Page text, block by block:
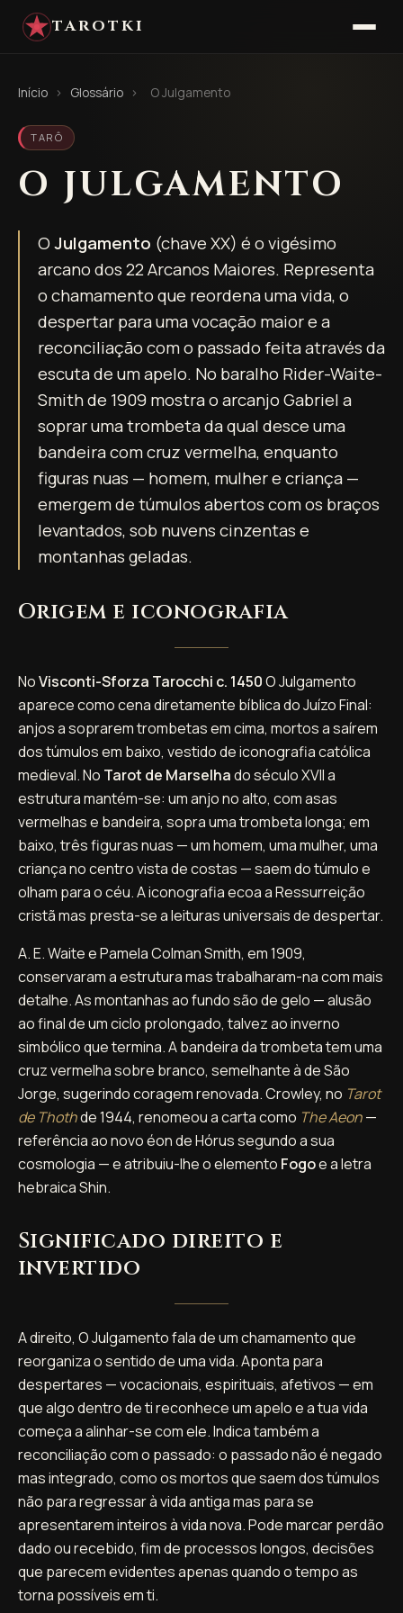
TAROTKI
Início › Glossário › O Julgamento
TARÔ
O JULGAMENTO
OJulgamento (chave XX) é o vigésimo
arcano dos 22 Arcanos Maiores. Representa
o chamamento que reordena uma vida, o
despertar para uma vocação maior e a
reconciliação com o passado feita através da
escuta de um apelo. No baralho Rider-Waite-
Smith de 1909 mostra o arcanjo Gabriel a
soprar uma trombeta da qual desce uma
bandeira com cruz vermelha, enquanto
figuras nuas — homem, mulher e criança —
emergem de túmulos abertos com os braços
levantados, sob nuvens cinzentas e
montanhas geladas.
Origem e iconografia
NoVisconti-Sforza Tarocchi c. 1450O Julgamento
aparece como cena diretamente bíblica do Juízo Final:
anjos a soprarem trombetas em cima, mortos a saírem
dos túmulos em baixo, vestido de iconografia católica
medieval. No Tarot de Marselhado século XVII a
estrutura mantém-se: um anjo no alto, com asas
vermelhas e bandeira, sopra uma trombeta longa; em
baixo, três figuras nuas — um homem, uma mulher, uma
criança no centro vista de costas — saem do túmulo e
olham para o céu. A iconografia ecoa a Ressurreição
cristã mas presta-se a leituras universais de despertar.
A. E. Waite e Pamela Colman Smith, em 1909,
conservaram a estrutura mas trabalharam-na com mais
detalhe. As montanhas ao fundo são de gelo — alusão
ao final de um ciclo prolongado, talvez ao inverno
simbólico que termina. A bandeira da trombeta tem uma
cruz vermelha sobre branco, semelhante à de São
Jorge, sugerindo coragem renovada. Crowley, no Tarot
de Thothde 1944, renomeou a carta como The Aeon—
referência ao novo éon de Hórus segundo a sua
cosmologia — e atribuiu-lhe o elemento Fogoe a letra
hebraica Shin.
Significado direito e
invertido
A direito, O Julgamento fala de um chamamento que
reorganiza o sentido de uma vida. Aponta para
despertares — vocacionais, espirituais, afetivos — em
que algo dentro de ti reconhece um apelo e a tua vida
começa a alinhar-se com ele. Indica também a
reconciliação com o passado: o passado não é negado
mas integrado, como os mortos que saem dos túmulos
não para regressar à vida antiga mas para se
apresentarem inteiros à vida nova. Pode marcar perdão
dado ou recebido, fim de processos longos, decisões
que parecem evidentes apenas quando o tempo as
torna possíveis em ti.